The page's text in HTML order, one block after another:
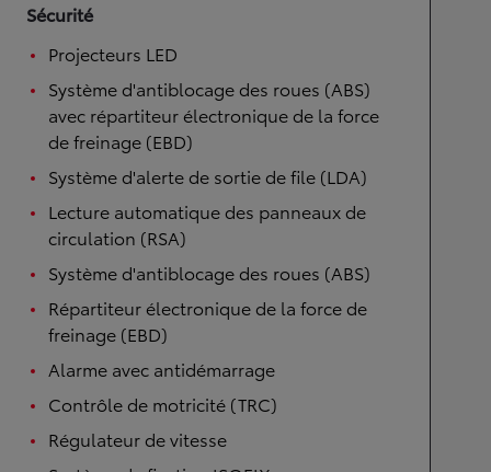
Sécurité
Projecteurs LED
Système d'antiblocage des roues (ABS)
avec répartiteur électronique de la force
de freinage (EBD)
Système d'alerte de sortie de file (LDA)
Lecture automatique des panneaux de
circulation (RSA)
Système d'antiblocage des roues (ABS)
Répartiteur électronique de la force de
freinage (EBD)
Alarme avec antidémarrage
Contrôle de motricité (TRC)
Régulateur de vitesse